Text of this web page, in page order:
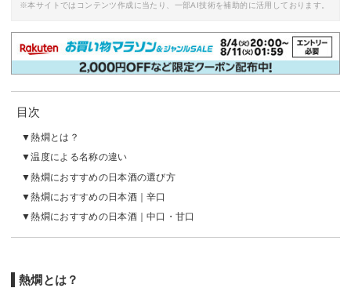
※本サイトではコンテンツ作成に当たり、一部AI技術を補助的に活用しております。
目次
熱燗とは？
温度による名称の違い
熱燗におすすめの日本酒の選び方
熱燗におすすめの日本酒｜辛口
熱燗におすすめの日本酒｜中口・甘口
熱燗とは？